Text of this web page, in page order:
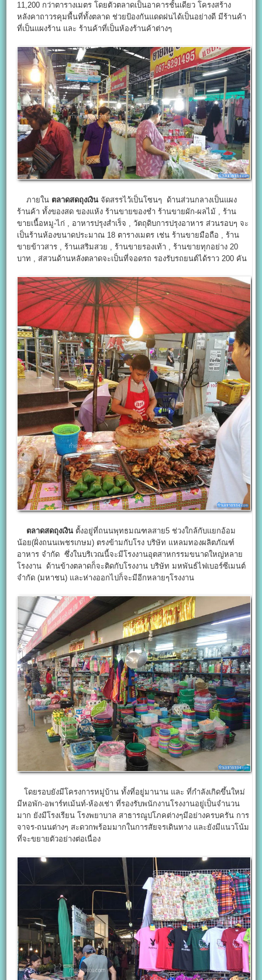
11,200 กว่าตารางเมตร โดยตัวตลาดเป็นอาคารชั้นเดียว โครงสร้าง
หลังคาถาวรคุมพื้นที่ทั้งตลาด ช่วยป้องกันแดดฝนได้เป็นอย่างดี มีร้านค้า
ที่เป็นแผงร้าน และ ร้านค้าที่เป็นห้องร้านค้าต่างๆ
ภายใน ตลาดสดถุงเงิน จัดสรรไว้เป็นโซนๆ ด้านส่วนกลางเป็นแผง
ร้านค้า ทั้งของสด ของแห้ง ร้านขายของชำ ร้านขายผัก-ผลไม้ , ร้าน
ขายเนื้อหมู-ไก่ , อาหารปรุงสำเร็จ , วัตถุดิบการปรุงอาหาร ส่วนรอบๆ จะ
เป็นร้านห้องขนาดประมาณ 18 ตารางเมตร เช่น ร้านขายมือถือ , ร้าน
ขายข้าวสาร , ร้านเสริมสวย , ร้านขายรองเท้า , ร้านขายทุกอย่าง 20
บาท , ส่สวนด้านหลังตลาดจะเป็นที่จอดรถ รองรับรถยนต์ได้ราว 200 คัน
ตลาดสดถุงเงิน ตั้งอยู่ที่ถนนพุทธมณฑลสาย5 ช่วงใกล้กับแยกอ้อม
น้อย(ฝั่งถนนเพชรเกษม) ตรงข้ามกับโรง บริษัท แหลมทองผลิตภัณฑ์
อาหาร จำกัด ซึ่งในบริเวณนี้จะมีโรงงานอุตสาหกรรมขนาดใหญ่หลาย
โรงงาน ด้านข้างตลาดก็จะติดกับโรงงาน บริษัท มหพันธ์ไฟเบอร์ซีเมนต์
จำกัด (มหาชน) และห่างออกไปก็จะมีอีกหลายๆโรงงาน
โดยรอบยังมีโครงการหมู่บ้าน ทั้งที่อยู่มานาน และ ที่กำลังเกิดขึ้นใหม่
มีหอพัก-อพาร์ทเม้นท์-ห้องเช่า ที่รองรับพนักงานโรงงานอยู่เป็นจำนวน
มาก ยังมีโรงเรียน โรงพยาบาล สาธารณูปโภคต่างๆมีอย่างครบครัน การ
จาจร-ถนนต่างๆ สะดวกพร้อมมากในการสัยจรเดินทาง และยังมีแนวโน้ม
ที่จะขยายตัวอย่างต่อเนื่อง